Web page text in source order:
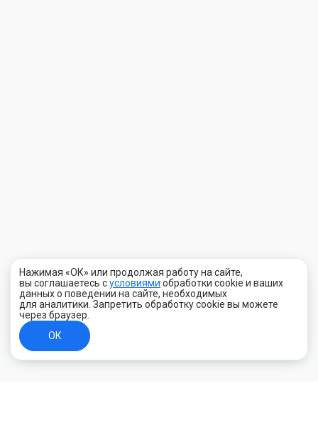
Нажимая «ОК» или продолжая работу на сайте,
вы соглашаетесь сусловиями обработки cookie и ваших
данных о поведении на сайте, необходимых
для аналитики. Запретить обработку cookie вы можете
через браузер.
ОК